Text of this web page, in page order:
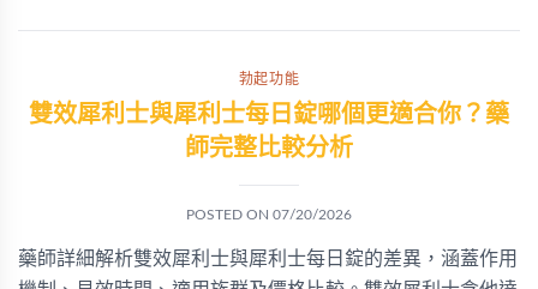
勃起功能
雙效犀利士與犀利士每日錠哪個更適合你？藥
師完整比較分析
POSTED ON 07/20/2026
藥師詳細解析雙效犀利士與犀利士每日錠的差異，涵蓋作用